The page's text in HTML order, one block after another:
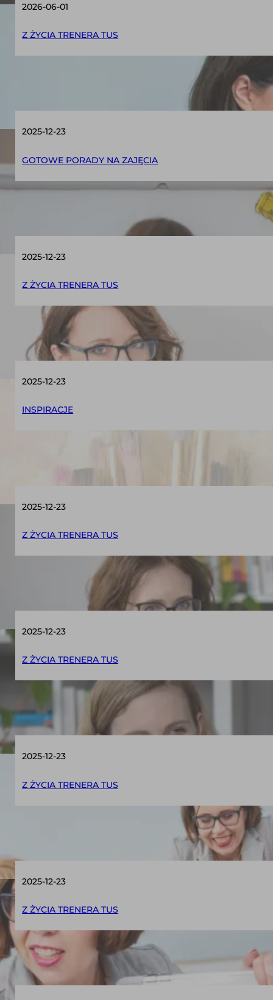
2026-06-01
Z ŻYCIA TRENERA TUS
Jak prowadzić ewaluację zajęć TUS?
2025-12-23
GOTOWE PORADY NA ZAJĘCIA
4 gry, które warto wprowadzić na zajęcia
2025-12-23
Z ŻYCIA TRENERA TUS
Jak zostać Trenerem TUS? Wskazówki na
2025-12-23
INSPIRACJE
2025-12-23
Z ŻYCIA TRENERA TUS
Jak skutecznie przeprowadzić
2025-12-23
Z ŻYCIA TRENERA TUS
TUS a inne metody pracy
2025-12-23
Z ŻYCIA TRENERA TUS
Czym jest Trening Umiejętności
2025-12-23
Z ŻYCIA TRENERA TUS
Trening Umiejętności Społecznych –